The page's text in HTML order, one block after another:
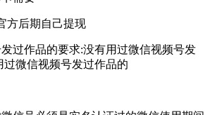
方后期自己提现
过作品的要求:没有用过微信视频号发
微信视频号发过作品的